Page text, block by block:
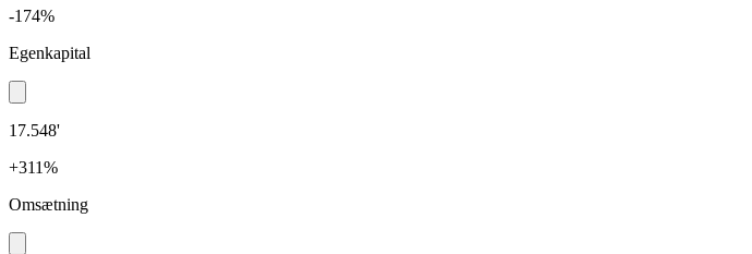
-174%
Egenkapital
17.548'
+311%
Omsætning